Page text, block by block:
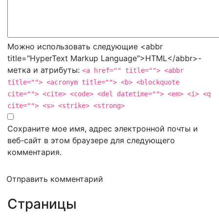
Можно использовать следующие <abbr
title="HyperText Markup Language">HTML</abbr>-
метка и атрибуты: <a href="" title=""> <abbr
title=""> <acronym title=""> <b> <blockquote
cite=""> <cite> <code> <del datetime=""> <em> <i> <q
cite=""> <s> <strike> <strong>
Сохраните мое имя, адрес электронной почты и
веб-сайт в этом браузере для следующего
комментария.
Отправить комментарий
Страницы